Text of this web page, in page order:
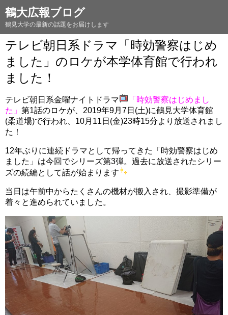
鶴大広報ブログ
鶴見大学の最新の話題をお届けします
テレビ朝日系ドラマ「時効警察はじめ
ました」のロケが本学体育館で行われ
ました！
テレビ朝日系金曜ナイトドラマ
「時効警察はじめまし
た」 第1話のロケが、2019年9月7日(土)に鶴見大学体育館
(柔道場)で行われ、10月11日(金)23時15分より放送されまし
た！
12年ぶりに連続ドラマとして帰ってきた「時効警察はじめ
ました」は今回でシリーズ第3弾。過去に放送されたシリー
ズの続編として話が始まります
当日は午前中からたくさんの機材が搬入され、撮影準備が
着々と進められていました。